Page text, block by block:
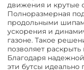
движения и крутые
Полноразмерная
продольными
ускорения и
газоне. Такое
позволяет
Благодаря
эти бутсы идеально